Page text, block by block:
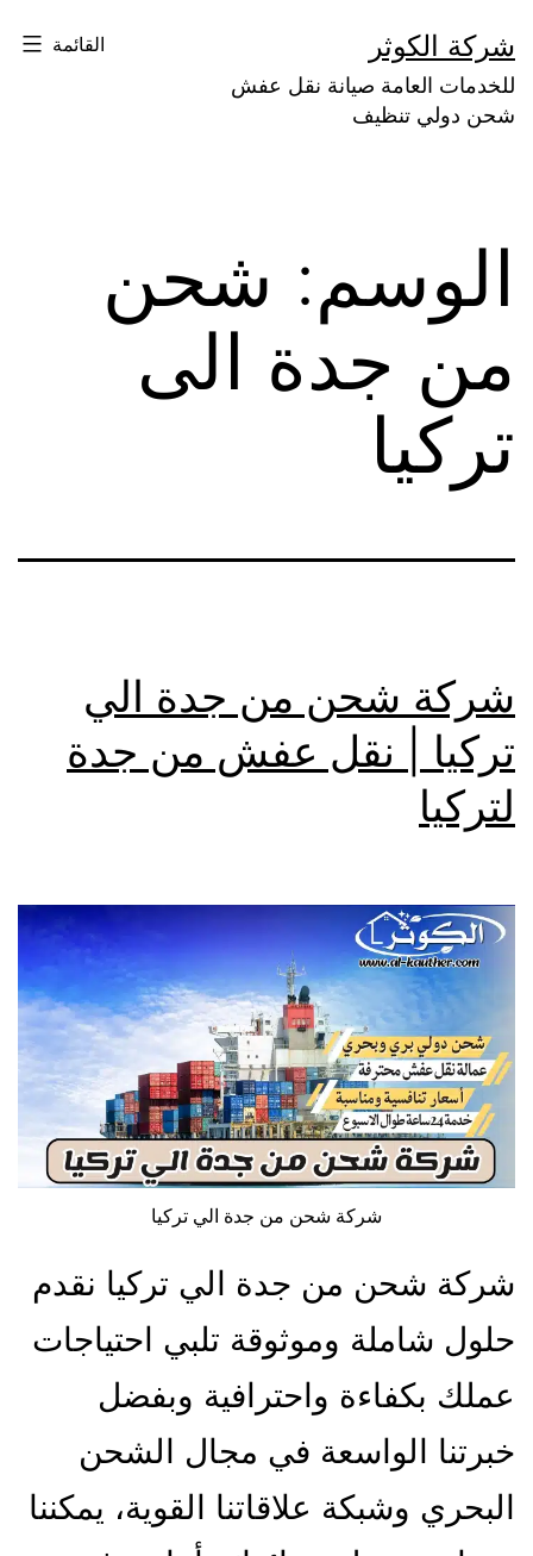
إلى
المحتوى
شركة الكوثر
للخدمات العامة صيانة نقل عفش
شحن دولي تنظيف
القائمة
الوسم: شحن
من جدة الى
تركيا
شركة شحن من جدة الي
تركيا | نقل عفش من جدة
لتركيا
شركة شحن من جدة الي تركيا
شركة شحن من جدة الي تركيا نقدم
حلول شاملة وموثوقة تلبي احتياجات
عملك بكفاءة واحترافية وبفضل
خبرتنا الواسعة في مجال الشحن
البحري وشبكة علاقاتنا القوية، يمكننا